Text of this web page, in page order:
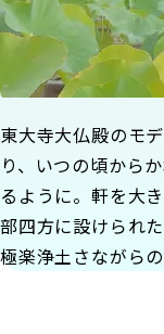
東大寺大仏殿のモ
り、いつの頃から
るように。軒を大
部四方に設けられ
極楽浄土さながら